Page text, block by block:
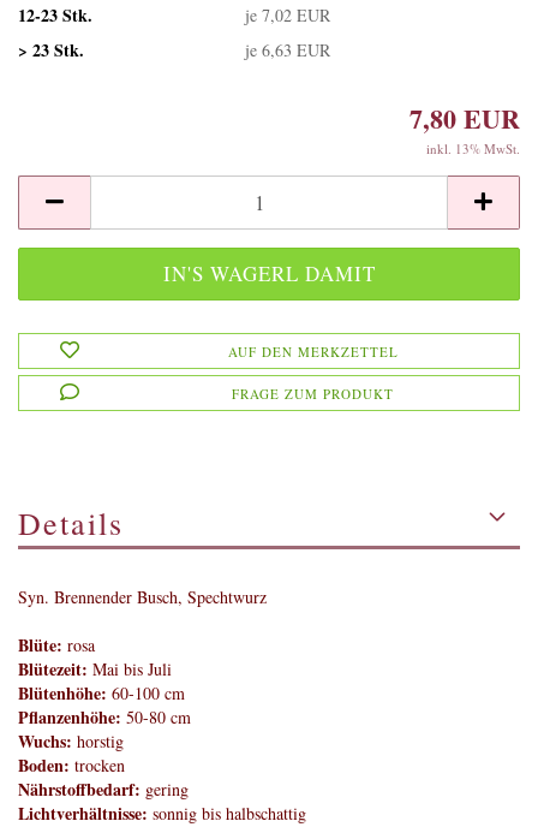
12-23 Stk. je 7,02 EUR
> 23 Stk. je 6,63 EUR
7,80 EUR
inkl. 13% MwSt.
AUF DEN MERKZETTEL
FRAGE ZUM PRODUKT
Details
Syn. Brennender Busch, Spechtwurz
Blüte: rosa
Blütezeit: Mai bis Juli
Blütenhöhe: 60-100 cm
Pflanzenhöhe: 50-80 cm
Wuchs: horstig
Boden: trocken
Nährstoffbedarf: gering
Lichtverhältnisse: sonnig bis halbschattig